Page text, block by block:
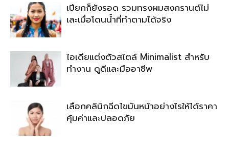
เปียกก็ยังรอด รวมทรงผมสงกรานต์ไม่
เละเมื่อโดนน้ำที่ทำตามได้จริง
ไอเดียแต่งตัวสไตล์ Minimalist สำหรับ
ทำงาน ดูดีและมืออาชีพ
เลือกคลินิกฉีดไขมันหน้าอย่างไรให้ได้ราคา
คุ้มค่าและปลอดภัย